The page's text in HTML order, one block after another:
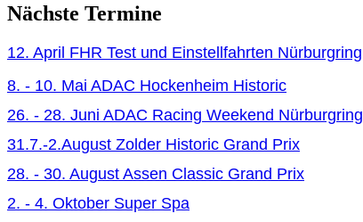
Nächste Termine
12. April FHR Test und Einstellfahrten Nürburgring
8. - 10. Mai ADAC Hockenheim Historic
26. - 28. Juni ADAC Racing Weekend Nürburgring
31.7.-2.August Zolder Historic Grand Prix
28. - 30. August Assen Classic Grand Prix
2. - 4. Oktober Super Spa